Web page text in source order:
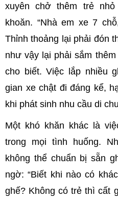
xuyên chở thêm trẻ
khoăn. “Nhà em xe 7
Thỉnh thoảng lại phải đón
như vậy lại phải sắm
cho biết. Việc lắp nhiều
gian xe chật đi đáng kể,
khi phát sinh nhu cầu di
Một khó khăn khác là
trong mọi tình huống.
không thể chuẩn bị sẵn
ngờ: “Biết khi nào có
ghế? Không có trẻ thì cất